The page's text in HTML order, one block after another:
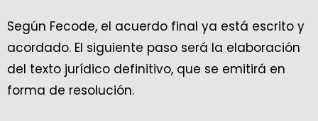
Según Fecode, el acuerdo final ya está escrito y
acordado. El siguiente paso será la elaboración
del texto jurídico definitivo, que se emitirá en
forma de resolución.